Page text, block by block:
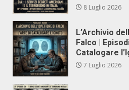
8 Luglio 2026
L’Archivio
Falco |
Catalogare
7 Luglio 2026